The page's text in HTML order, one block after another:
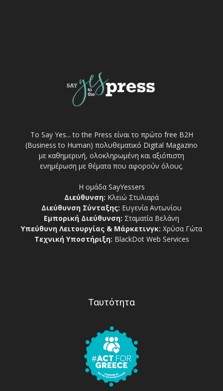
Το Say Yes... to the Press είναι το πρώτο free Β2Η
(Business to Human) πολυθεματικό Digital Magazino
με καθημερινή, ολοκληρωμένη και αξιόπιστη
ενημέρωση με θέματα που αφορούν όλους.
Η ομάδα SayYessers
Διεύθυνση: Κλειώ Στυλιαρά
Διεύθυνση Σύνταξης: Ευγενία Αντωνίου
Εμπορική Διεύθυνση: Σταματία Βελάνη
Υπεύθυνη Λειτουργίας & Μάρκετινγκ: Χρύσα Γώτα
Τεχνική Υποστήριξη: BlackDot Web Services
Ταυτότητα